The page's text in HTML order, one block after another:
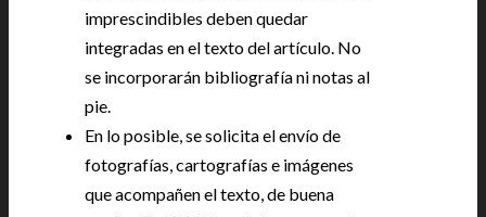
imprescindibles deben quedar
integradas en el texto del artículo. No
se incorporarán bibliografía ni notas al
pie.
En lo posible, se solicita el envío de
fotografías, cartografías e imágenes
que acompañen el texto, de buena